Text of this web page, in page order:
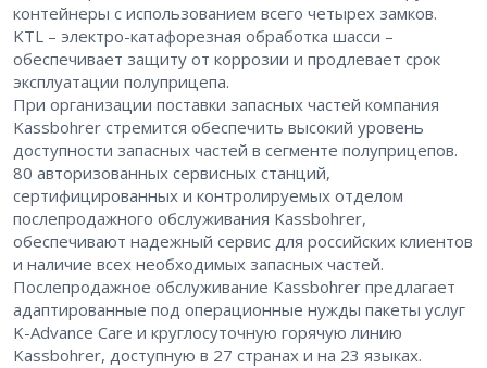
контейнеры с использованием всего четырех замков.
KTL – ​электро-катафорезная обработка шасси – ​
обеспечивает защиту от коррозии и продлевает срок
эксплуатации полуприцепа.
При организации поставки запасных частей компания
Kassbohrer стремится обеспечить высокий уровень
доступности запасных частей в сегменте полуприцепов.
80 авторизованных сервисных станций,
сертифицированных и контролируемых отделом
послепродажного обслуживания Kassbohrer,
обеспечивают надежный сервис для российских клиентов
и наличие всех необходимых запасных частей.
Послепродажное обслуживание Kassbohrer предлагает
адаптированные под операционные нужды пакеты услуг
K-Advance Care и круглосуточную горячую линию
Kassbohrer, доступную в 27 странах и на 23 языках.